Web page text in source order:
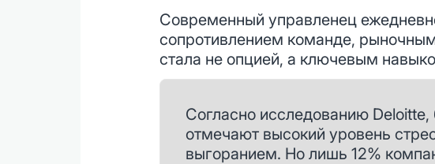
Современный управленец
сопротивлением команде,
стала не опцией, а ключевым
Согласно исследованию
отмечают высокий уровень
выгоранием. Но лишь 12%